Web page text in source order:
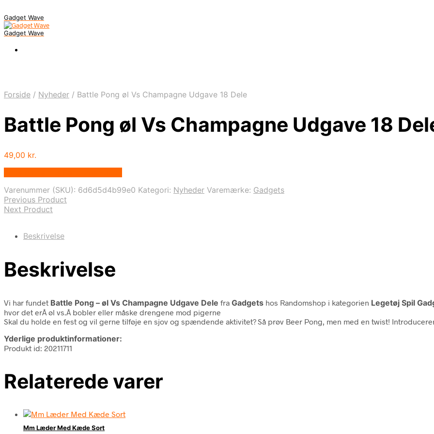
Gadget Wave
Gadget Wave
Forside / Nyheder / Battle Pong øl Vs Champagne Udgave 18 Dele
Battle Pong øl Vs Champagne Udgave 18
49,00 kr.
Varenummer (SKU): 6d6d5d4b99e0 Kategori: Nyheder Varemærke: Gadgets
Previous Product
Next Product
Beskrivelse
Beskrivelse
Vi har fundet Battle Pong – øl Vs Champagne Udgave Dele fra Gadgets hos Randomshop i kategorien Legetøj Spil
hvor det erÂ øl vs.Â bobler eller måske drengene mod pigerne
Skal du holde en fest og vil gerne tilføje en sjov og spændende aktivitet? Så prøv Beer Pong, men med en twist!
Yderlige produktinformationer:
Produkt id: 20211711
Relaterede varer
Mm Læder Med Kæde Sort